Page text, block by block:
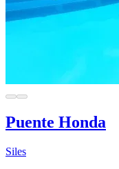
Puente Honda
Siles